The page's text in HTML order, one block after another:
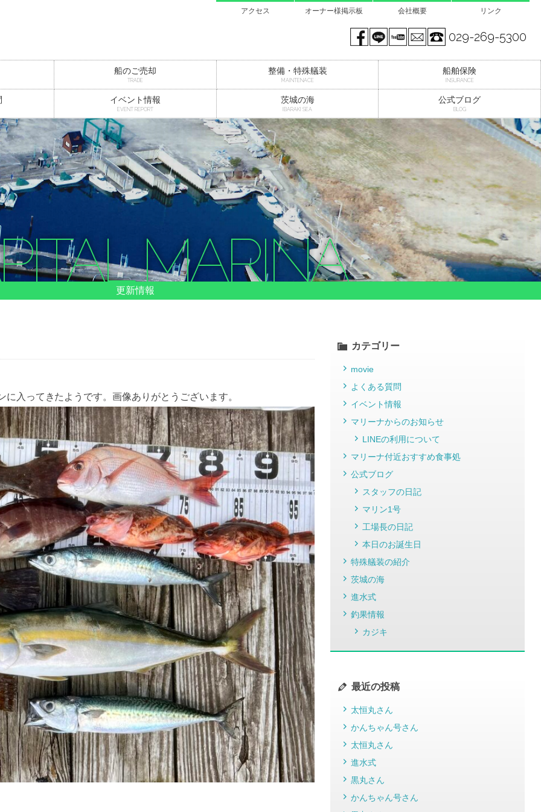
アクセス オーナー様掲示板 会社概要 リンク
029-269-5300
mail
You tube
LINE@
Facebook page
船のご売却
TRADE
整備・特殊艤装
MAINTENACE
船舶保険
INSURANCE
イベント情報
EVENT REPORT
茨城の海
IBARAKI SEA
公式ブログ
BLOG
MARINA
更新情報
入ってきたようです。画像ありがとうございます。
カテゴリー
movie
よくある質問
イベント情報
マリーナからのお知らせ
LINEの利用について
マリーナ付近おすすめ食事処
公式ブログ
スタッフの日記
マリン1号
工場長の日記
本日のお誕生日
特殊艤装の紹介
茨城の海
進水式
釣果情報
カジキ
最近の投稿
太恒丸さん
かんちゃん号さん
太恒丸さん
進水式
黒丸さん
かんちゃん号さん